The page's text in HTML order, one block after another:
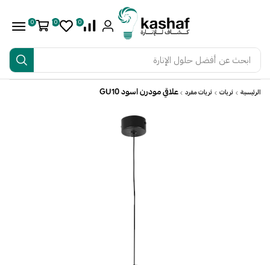
ابحث عن أفضل حلول الإنارة
0
0
0
الرئيسية ثريات ثريات مفرد علاقي مودرن اسود GU10